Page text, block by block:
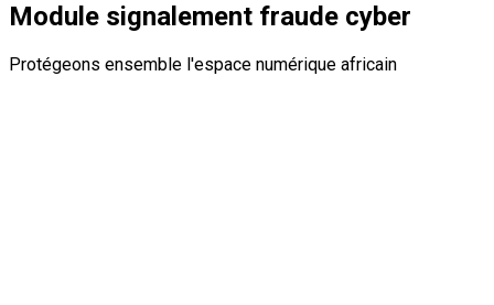
Module signalement fraude cyber
Protégeons ensemble l'espace numérique africain